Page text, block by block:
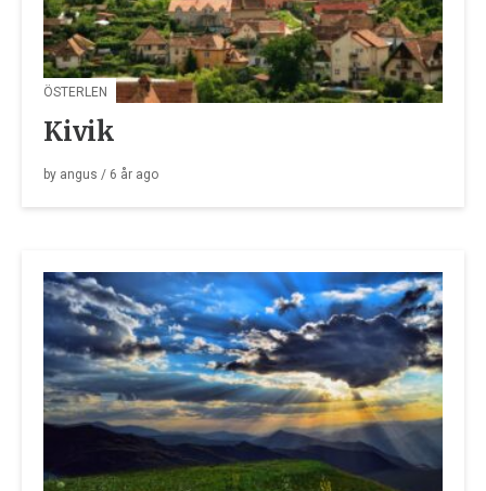
ÖSTERLEN
Kivik
by angus / 6 år ago